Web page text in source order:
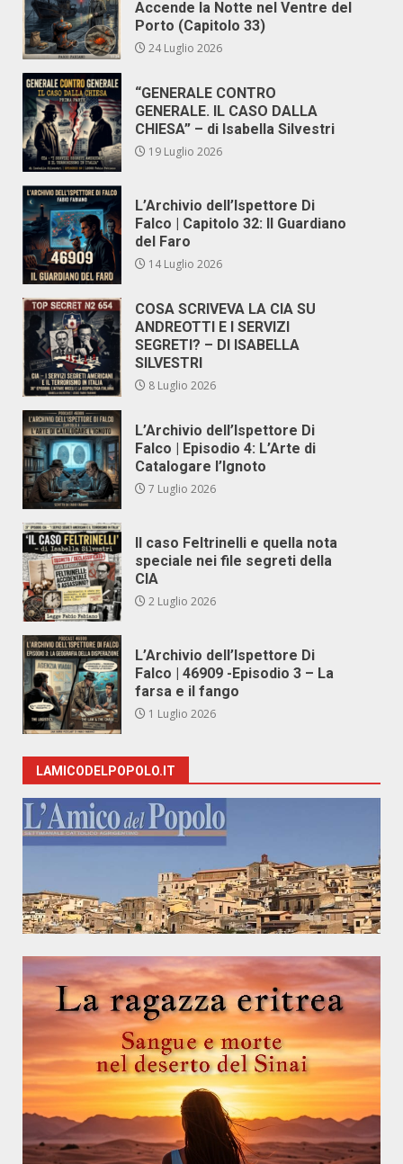
Accende la Notte nel Ventre del
Porto (Capitolo 33)
24 Luglio 2026
“GENERALE CONTRO
GENERALE. IL CASO DALLA
CHIESA” – di Isabella Silvestri
19 Luglio 2026
L’Archivio dell’Ispettore Di
Falco | Capitolo 32: Il Guardiano
del Faro
14 Luglio 2026
COSA SCRIVEVA LA CIA SU
ANDREOTTI E I SERVIZI
SEGRETI? – DI ISABELLA
SILVESTRI
8 Luglio 2026
L’Archivio dell’Ispettore Di
Falco | Episodio 4: L’Arte di
Catalogare l’Ignoto
7 Luglio 2026
Il caso Feltrinelli e quella nota
speciale nei file segreti della
CIA
2 Luglio 2026
L’Archivio dell’Ispettore Di
Falco | 46909 -Episodio 3 – La
farsa e il fango
1 Luglio 2026
LAMICODELPOPOLO.IT